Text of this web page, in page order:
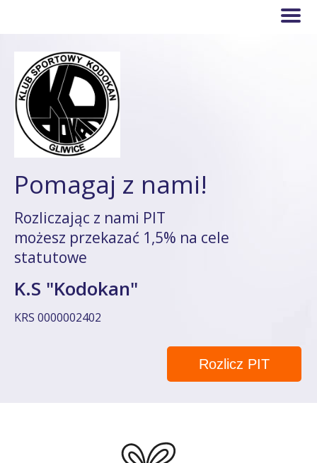
Pomagaj z nami!
Rozliczając z nami PIT
możesz przekazać 1,5% na cele
statutowe
K.S "Kodokan"
KRS 0000002402
Rozlicz PIT